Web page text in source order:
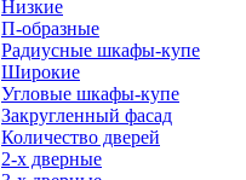
Низкие
П-образные
Радиусные шкафы-купе
Широкие
Угловые шкафы-купе
Закругленный фасад
Количество дверей
2-х дверные